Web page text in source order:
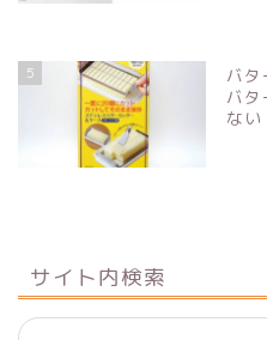
5
バ
バ
ない
サイト内検索